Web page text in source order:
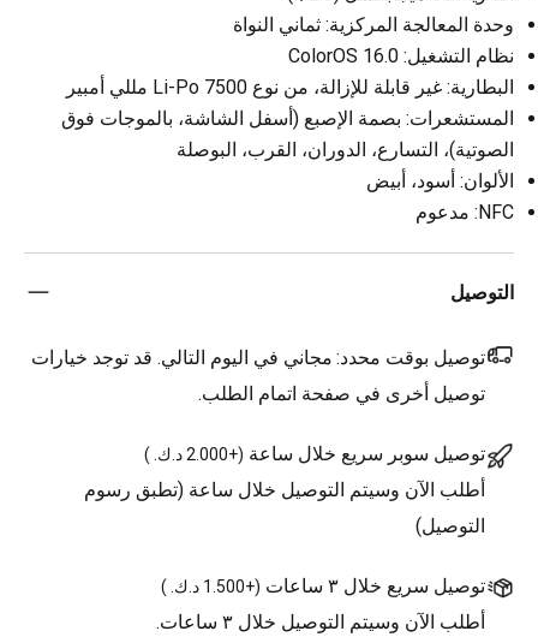
وحدة المعالجة المركزية: ثماني النواة
نظام التشغيل: ColorOS 16.0
البطارية: غير قابلة للإزالة، من نوع Li-Po 7500 مللي أمبير
المستشعرات: بصمة الإصبع (أسفل الشاشة، بالموجات فوق
الصوتية)، التسارع، الدوران، القرب، البوصلة
الألوان: أسود، أبيض
NFC: مدعوم
التوصيل
توصيل بوقت محدد: مجاني في اليوم التالي. قد توجد خيارات
توصيل أخرى في صفحة اتمام الطلب.
توصيل سوبر سريع خلال ساعة (+2.000 د.ك. )
أطلب الآن وسيتم التوصيل خلال ساعة (تطبق رسوم
التوصيل)
توصيل سريع خلال ٣ ساعات (+1.500 د.ك. )
أطلب الآن وسيتم التوصيل خلال ٣ ساعات.